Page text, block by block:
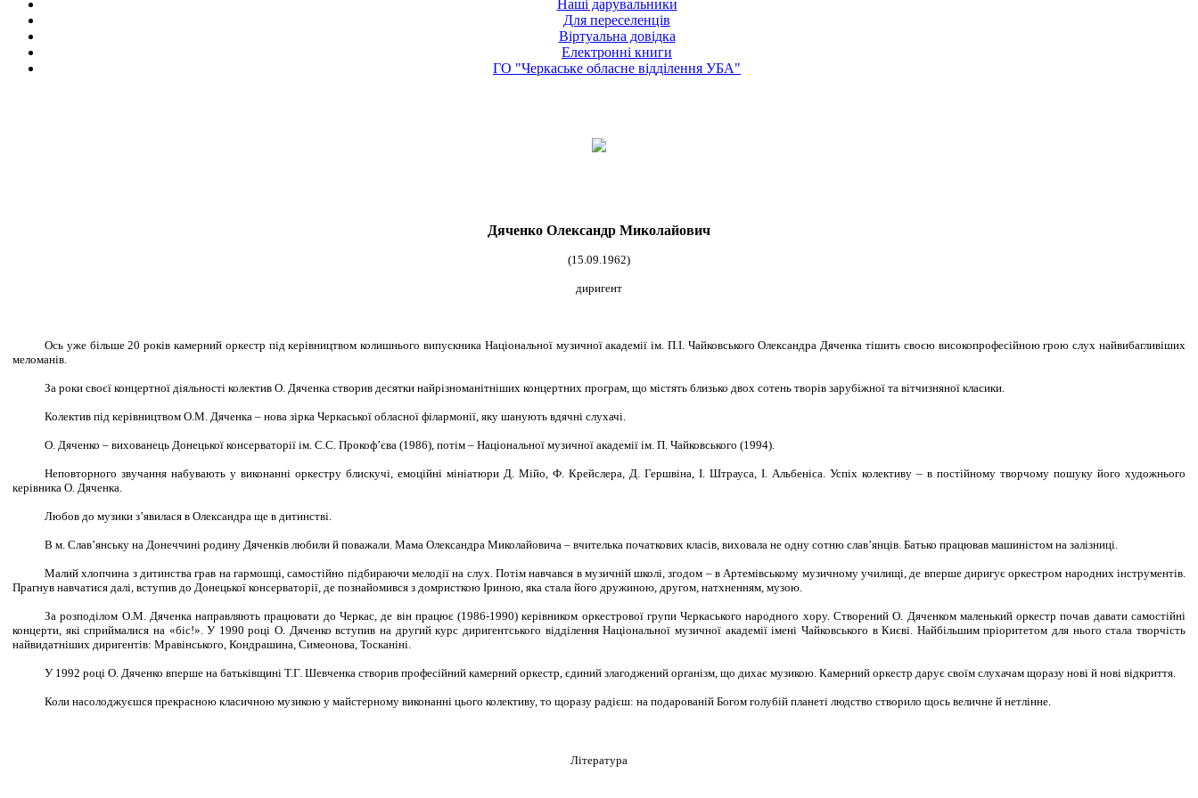
Наші дарувальники
Для переселенців
Віртуальна довідка
Електронні книги
ГО "Черкаське обласне відділення УБА"
Дяченко Олександр Миколайович
(15.09.1962)
диригент
Ось уже більше 20 років камерний оркестр під керівництвом колишнього випускника Національної музичної академії ім. П.І. Чайковського Олександра Дяченка тішить своєю високопрофесійною грою слух найвибагливіших
меломанів.
За роки своєї концертної діяльності колектив О. Дяченка створив десятки найрізноманітніших концертних програм, що містять близько двох сотень творів зарубіжної та вітчизняної класики.
Колектив під керівництвом О.М. Дяченка – нова зірка Черкаської обласної філармонії, яку шанують вдячні слухачі.
О. Дяченко – вихованець Донецької консерваторії ім. С.С. Прокоф’єва (1986), потім – Національної музичної академії ім. П. Чайковського (1994).
Неповторного звучання набувають у виконанні оркестру блискучі, емоційні мініатюри Д. Мійо, Ф. Крейслера, Д. Гершвіна, І. Штрауса, І. Альбеніса. Успіх колективу – в постійному творчому пошуку його художнього
керівника О. Дяченка.
Любов до музики з’явилася в Олександра ще в дитинстві.
В м. Слав’янську на Донеччині родину Дяченків любили й поважали. Мама Олександра Миколайовича – вчителька початкових класів, виховала не одну сотню слав’янців. Батько працював машиністом на залізниці.
Малий хлопчина з дитинства грав на гармошці, самостійно підбираючи мелодії на слух. Потім навчався в музичній школі, згодом – в Артемівському музичному училищі, де вперше диригує оркестром народних інструментів.
Прагнув навчатися далі, вступив до Донецької консерваторії, де познайомився з домристкою Іриною, яка стала його дружиною, другом, натхненням, музою.
За розподілом О.М. Дяченка направляють працювати до Черкас, де він працює (1986-1990) керівником оркестрової групи Черкаського народного хору. Створений О. Дяченком маленький оркестр почав давати самостійні
концерти, які сприймалися на «біс!». У 1990 році О. Дяченко вступив на другий курс диригентського відділення Національної музичної академії імені Чайковського в Києві. Найбільшим пріоритетом для нього стала творчість
найвидатніших диригентів: Мравінського, Кондрашина, Симеонова, Тосканіні.
У 1992 році О. Дяченко вперше на батьківщині Т.Г. Шевченка створив професійний камерний оркестр, єдиний злагоджений організм, що дихає музикою. Камерний оркестр дарує своїм слухачам щоразу нові й нові відкриття.
Коли насолоджуєшся прекрасною класичною музикою у майстерному виконанні цього колективу, то щоразу радієш: на подарованій Богом голубій планеті людство створило щось величне й нетлінне.
Література